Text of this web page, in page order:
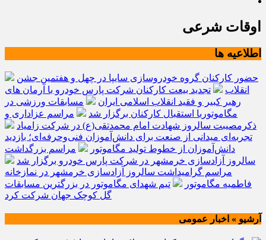
اوقات شرعی
اطلاعیه ها
حضور کارکنان گروه خودروسازی سایپا در چهل و هفتمین جشن
انقلاب
تجدید بیعت کارکنان شرکت پارس خودرو با آرمان های
رهبر کبیر و فقید انقلاب اسلامی ایران
مسابقات ورزشی در
مگاموتوربا استقبال کارکنان برگزار شد
مراسم عزاداری و
ذکرمصیبت سالروز شهادت امام محمدتقی(ع) در شرکت زامیاد
تجربه‌ای میدانی از صنعت برای دانش‌آموزان فنی‌وحرفه‌ای؛ بازدید
دانش‌آموزان از خطوط تولید مگاموتور
مراسم بزرگداشت
سالروز آزادسازی خرمشهر در شرکت پارس خودرو برگزار شد
مراسم گرامیداشت سالروز آزادسازی خرمشهر در نمازخانه
فاطمیه مگاموتور
تیم شهدای مگاموتور در بزرگترین مسابقات
گل کوچک جهان شرکت کرد
آرشیو » اخبار عمومی